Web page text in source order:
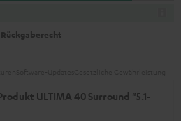
ULTIMA 40 Surround "5.1-